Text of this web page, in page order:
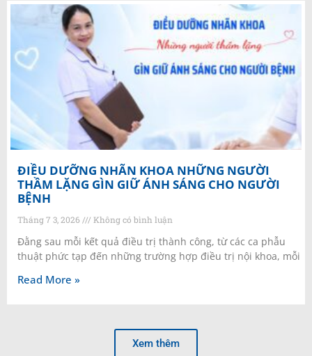
ĐIỀU DƯỠNG NHÃN KHOA NHỮNG NGƯỜI
THẦM LẶNG GÌN GIỮ ÁNH SÁNG CHO NGƯỜI
BỆNH
Tháng 7 3, 2026 Không có bình luận
Đằng sau mỗi kết quả điều trị thành công, từ các ca phẫu
thuật phức tạp đến những trường hợp điều trị nội khoa, mỗi
Read More »
Xem thêm